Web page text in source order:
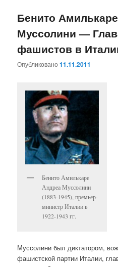
Бенито
Муссолини —
фашистов в
Опубликовано11.11.2011
Бенито Амилькаре
Андреа Муссолини
(1883-1945), премьер-
министр Италии в
1922-1943 гг.
Муссолини был диктатором,
фашистской партии Италии,